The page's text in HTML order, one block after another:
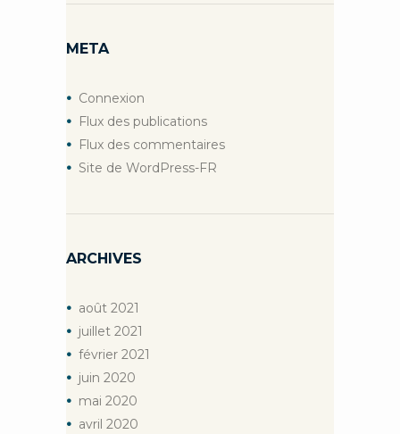
META
Connexion
Flux des publications
Flux des commentaires
Site de WordPress-FR
ARCHIVES
août 2021
juillet 2021
février 2021
juin 2020
mai 2020
avril 2020